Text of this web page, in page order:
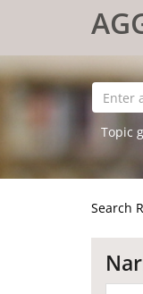
Topic
Search